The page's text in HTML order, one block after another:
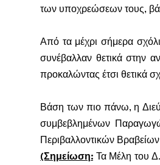
των υποχρεώσεων τους,
Από τα μέχρι σήμερα
συνέβαλλαν θετικά στην
προκαλώντας έτσι θετικά
Βάση των πιο πάνω, η
συμβεβλημένων
Περιβαλλοντικών
(Σημείωση: Τα Μέλη του